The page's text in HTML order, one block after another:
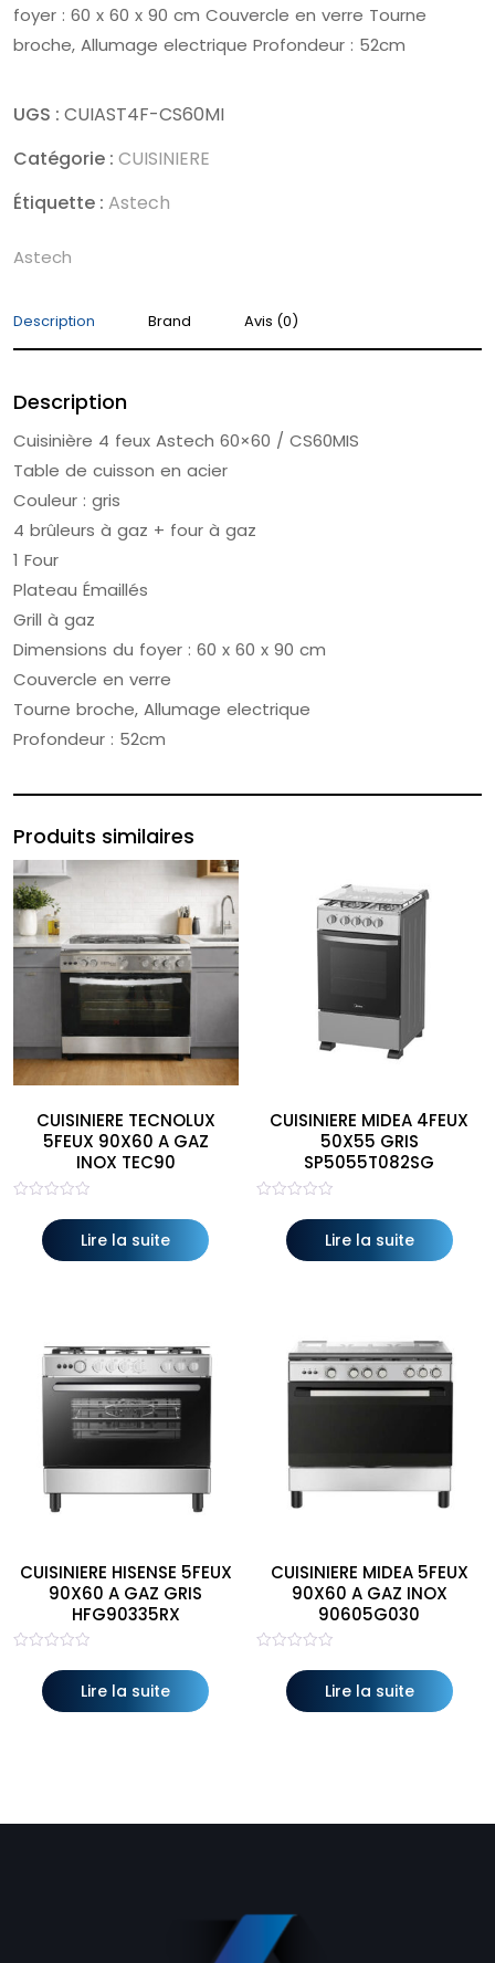
foyer : 60 x 60 x 90 cm Couvercle en verre Tourne
broche, Allumage electrique Profondeur : 52cm
UGS : CUIAST4F-CS60MI
Catégorie : CUISINIERE
Étiquette : Astech
Astech
Description Brand Avis (0)
Description
Cuisinière 4 feux Astech 60×60 / CS60MIS
Table de cuisson en acier
Couleur : gris
4 brûleurs à gaz + four à gaz
1 Four
Plateau Émaillés
Grill à gaz
Dimensions du foyer : 60 x 60 x 90 cm
Couvercle en verre
Tourne broche, Allumage electrique
Profondeur : 52cm
Produits similaires
CUISINIERE TECNOLUX
5FEUX 90X60 A GAZ
INOX TEC90
Lire la suite
CUISINIERE MIDEA 4FEUX
50X55 GRIS
SP5055T082SG
Lire la suite
CUISINIERE HISENSE 5FEUX
90X60 A GAZ GRIS
HFG90335RX
Lire la suite
CUISINIERE MIDEA 5FEUX
90X60 A GAZ INOX
90605G030
Lire la suite